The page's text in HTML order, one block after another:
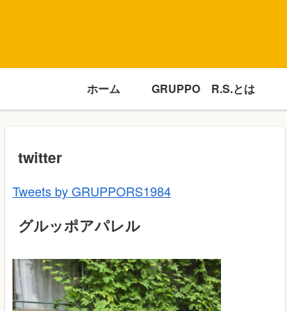
ホーム GRUPPO R.S.とは
twitter
Tweets by GRUPPORS1984
グルッポアパレル